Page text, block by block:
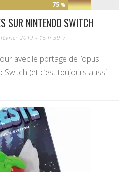
75 %
SUR NINTENDO SWITCH
2019 - 15 h 39 /
avec le portage de l’opus
(et c’est toujours aussi